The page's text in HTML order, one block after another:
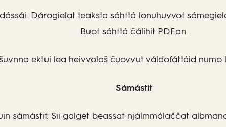
Dárogielat teaksta sáhttá lonuhuvvot
Buot sáhttá čálihit PDFan.
ektui lea heivvolaš čuovvut váldofáttáid numo
Sámástit
sámástit. Sii galget beassat njálmmálaččat